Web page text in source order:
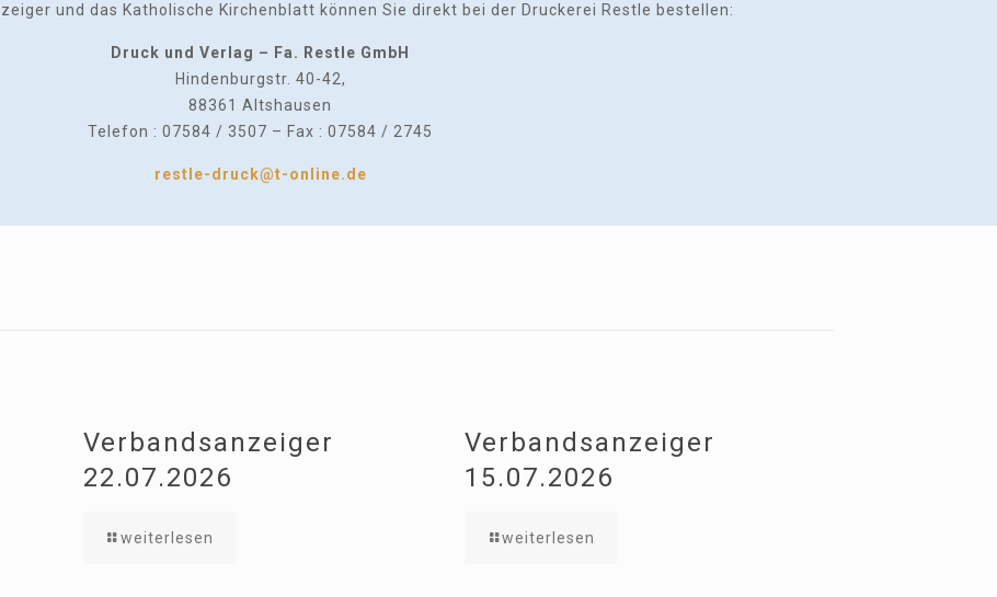
und das Katholische Kirchenblatt können Sie direkt bei der Druckerei Restle bestellen:
Druck und Verlag – Fa. Restle GmbH
Hindenburgstr. 40-42,
88361 Altshausen
Telefon : 07584 / 3507 – Fax : 07584 / 2745
restle-druck@t-online.de
Verbandsanzeiger
22.07.2026
weiterlesen
Verbandsanzeiger
15.07.2026
weiterlesen